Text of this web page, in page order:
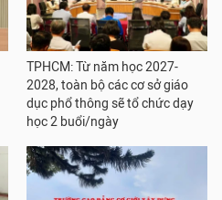
TPHCM: Từ năm học 2027-
2028, toàn bộ các cơ sở giáo
dục phổ thông sẽ tổ chức dạy
học 2 buổi/ngày